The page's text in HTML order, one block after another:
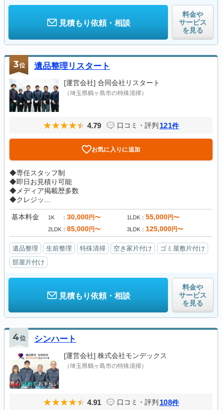
見積もり依頼・相談
料金や
サービス
を見る
3位 遺品整理リスタート
[運営会社] 合同会社リスタート
（埼玉県鶴ヶ島市の特殊清掃）
4.79 口コミ・評判 121件
お気に入りに追加
◆専任スタッフ制
◆即日お見積り可能
◆メディア掲載歴多数
◆クレジッ...
基本料金 1K 30,000円〜 1LDK 55,000円〜
2LDK 85,000円〜 3LDK 125,000円〜
遺品整理 生前整理 特殊清掃 空き家片付け
ゴミ屋敷片付け
部屋片付け
見積もり依頼・相談
料金や
サービス
を見る
4位 シンハート
[運営会社] 株式会社モンデックス
（埼玉県鶴ヶ島市の特殊清掃）
4.91 口コミ・評判 108件